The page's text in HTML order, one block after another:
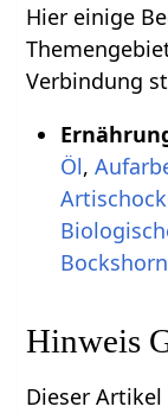
Hier einige
Verbindung
Öl,
Hinweis
Dieser